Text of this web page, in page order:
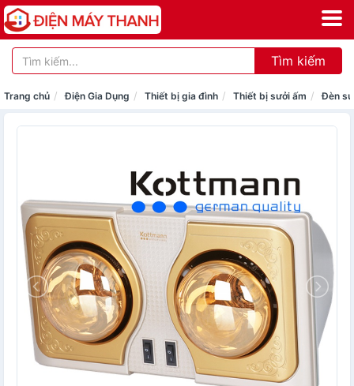
Tìm kiếm
Trang chủ Điện Gia Dụng Thiết bị gia đình Thiết bị sưởi ấm Đèn